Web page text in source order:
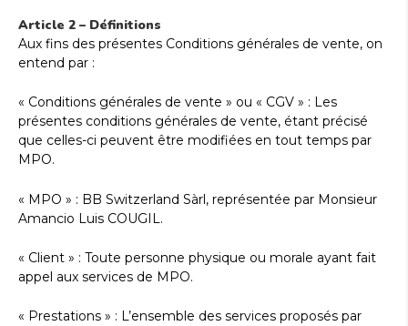
Article 2 – Définitions
Aux fins des présentes Conditions générales de vente, on
entend par :
« Conditions générales de vente » ou « CGV » : Les
présentes conditions générales de vente, étant précisé
que celles-ci peuvent être modifiées en tout temps par
MPO.
« MPO » : BB Switzerland Sàrl, représentée par Monsieur
Amancio Luis COUGIL.
« Client » : Toute personne physique ou morale ayant fait
appel aux services de MPO.
« Prestations » : L’ensemble des services proposés par